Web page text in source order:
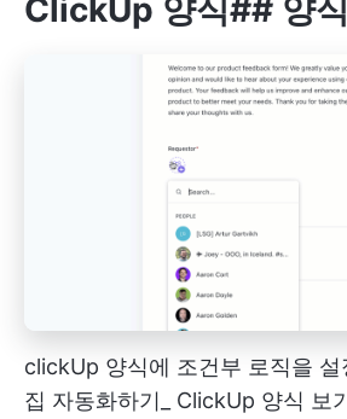
ClickUp 양식## 양식
clickUp 양식에 조건부 로직을 설
집 자동화하기_ ClickUp 양식 보